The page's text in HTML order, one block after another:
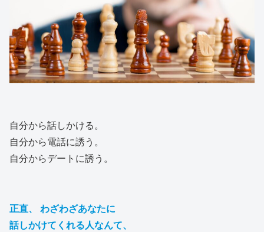
自分から話しかける。
自分から電話に誘う。
自分からデートに誘う。
正直、 わざわざあなたに
話しかけてくれる人なんて、